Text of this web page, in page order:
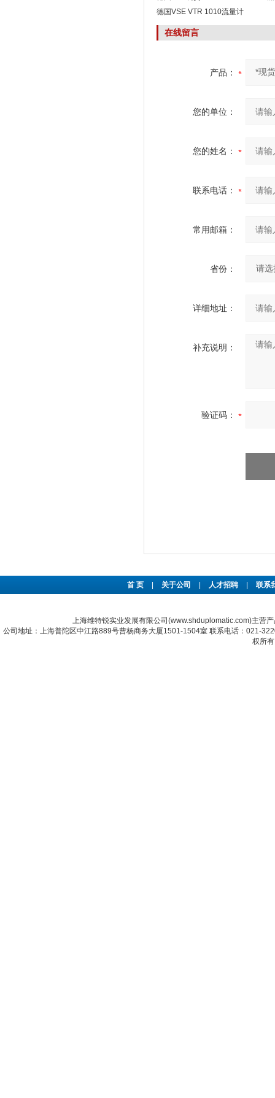
德国VSE VTR 1010流量计
在线留言
产品：
您的单位：
您的姓名：
联系电话：
常用邮箱：
省份：
详细地址：
补充说明：
验证码：
首 页 关于公司 人才招聘 联系
上海维特锐实业发展有限公司(www.shduplomatic.com)主营
公司地址：上海普陀区中江路889号曹杨商务大厦1501-1504室 联系电话：021-
权所